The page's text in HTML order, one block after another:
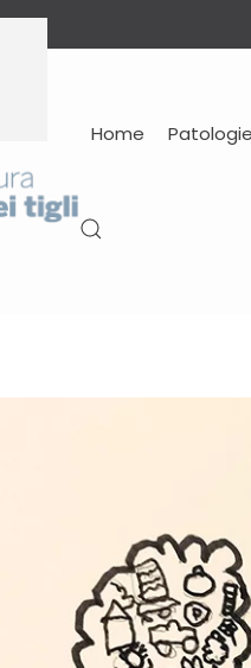
Home Patologie